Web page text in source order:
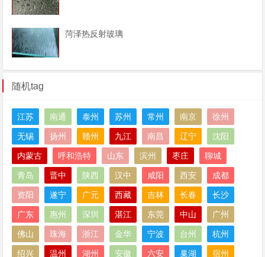
菏泽热反射玻璃
随机tag
江苏 南通 泰州 苏州 常州 南京 徐州
无锡 扬州 赣州 九江 南昌 辽宁 沈阳
内蒙古 呼和浩特 山东 滨州 枣庄 聊城
青岛 晋中 陕西 汉中 咸阳 西安 成都
资阳 遂宁 广元 西藏 吉林 长春 长沙
广东 惠州 深圳 湛江 东莞 中山 广州
佛山 珠海 浙江 金华 宁波 台州 杭州
绍兴 温州 湖州 安徽 六安 巢湖 宿州